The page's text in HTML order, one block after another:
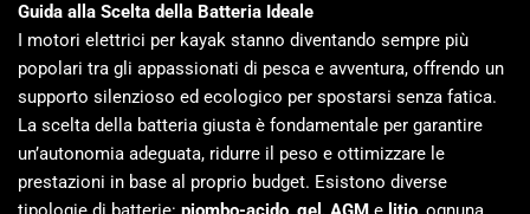
Guida alla Scelta della Batteria Ideale
I motori elettrici per kayak stanno diventando sempre più
popolari tra gli appassionati di pesca e avventura, offrendo un
supporto silenzioso ed ecologico per spostarsi senza fatica.
La scelta della batteria giusta è fondamentale per garantire
un’autonomia adeguata, ridurre il peso e ottimizzare le
prestazioni in base al proprio budget. Esistono diverse